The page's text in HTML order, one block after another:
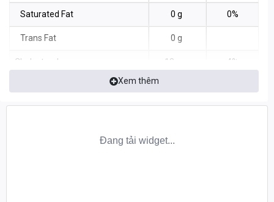
Saturated Fat 0 g 0%
Trans Fat 0 g
Cholesterol 10 mg 4%
Xem thêm